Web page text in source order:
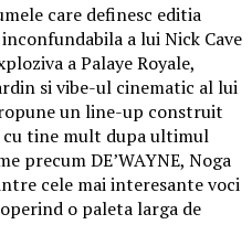
care definesc editia
a lui Nick Cave
a Palaye Royale,
si vibe-ul cinematic al lui
un line-up construit
tine mult dupa ultimul
precum DE’WAYNE, Noga
cele mai interesante voci
o paleta larga de